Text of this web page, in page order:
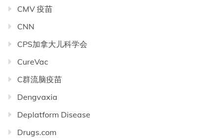
CMV 疫苗
CNN
CPS加拿大儿科学会
CureVac
C群流脑疫苗
Dengvaxia
Deplatform Disease
Drugs.com